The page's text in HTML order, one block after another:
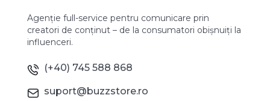
Agenție full-service pentru comunicare prin
creatori de conținut – de la consumatori obișnuiți la
influenceri.
(+40) 745 588 868
suport@buzzstore.ro